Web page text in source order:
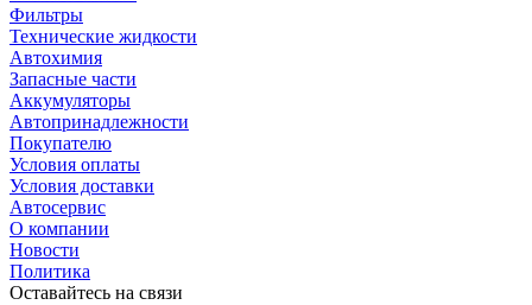
Фильтры
Технические жидкости
Автохимия
Запасные части
Аккумуляторы
Автопринадлежности
Покупателю
Условия оплаты
Условия доставки
Автосервис
О компании
Новости
Политика
Оставайтесь на связи